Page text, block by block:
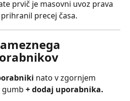
prvič je masovni uvoz prava
precej časa.
nato v zgornjem
+ dodaj uporabnika.